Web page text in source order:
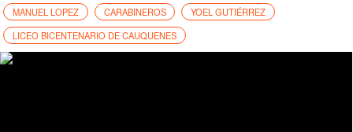
MANUEL LOPEZ
CARABINEROS
YOEL GUTIÉRREZ
LICEO BICENTENARIO DE CAUQUENES